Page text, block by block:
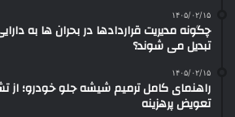
۱۴۰۵/۰۲/۱۵
چگونه مدیریت قراردادها در بحران ها به
تبدیل می شوند؟
۱۴۰۵/۰۲/۱۵
راهنمای کامل ترمیم شیشه جلو خودرو؛ از
تعویض پرهزینه